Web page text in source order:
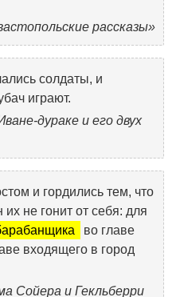
рассказы»
солдаты, и
играют.
дураке и его двух
и гордились тем, что
не гонит от себя: для
во главе
входящего в город
Сойера и Гекльберри